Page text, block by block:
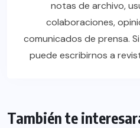
notas de archivo,
colaboraciones,
comunicados de prensa.
puede escribirnos a
También te